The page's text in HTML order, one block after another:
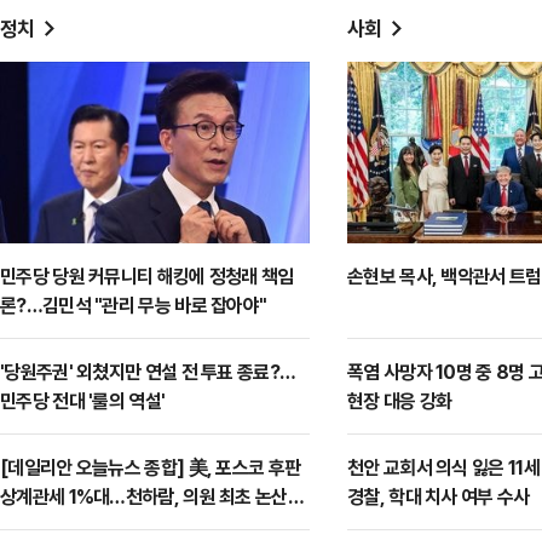
정치
민주당 당원 커뮤니티 해킹에 정청래 책임
론?…김민석 "관리 무능 바로 잡아야"
'당원주권' 외쳤지만 연설 전 투표 종료?…
민주당 전대 '룰의 역설'
[데일리안 오늘뉴스 종합] 美, 포스코 후판
상계관세 1%대…천하람, 의원 최초 논산훈
련소 2박3일 '입소'
사회
손현보 목사, 백악관서 트
폭염 사망자 10명 중 8명
현장 대응 강화
천안 교회서 의식 잃은 11
경찰, 학대 치사 여부 수사